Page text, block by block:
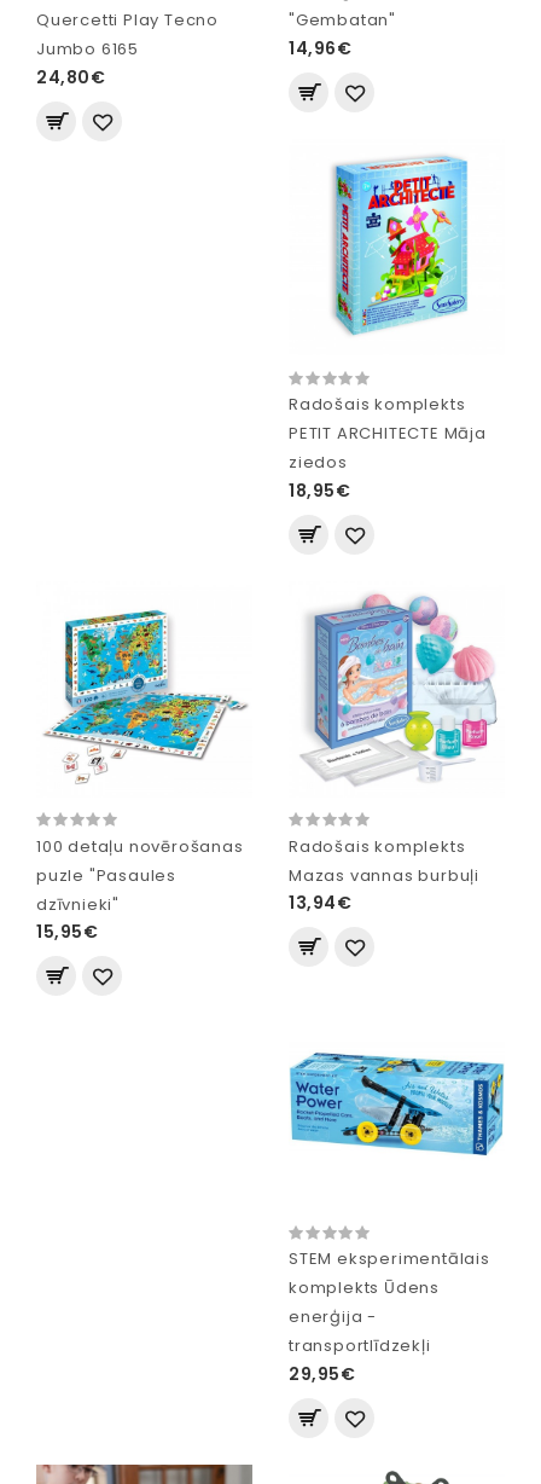
Quercetti Play Tecno
Jumbo 6165
24,80€
"Gembatan"
14,96€
Radošais komplekts
PETIT ARCHITECTE Māja
ziedos
18,95€
100 detaļu novērošanas
puzle "Pasaules
dzīvnieki"
15,95€
Radošais komplekts
Mazas vannas burbuļi
13,94€
STEM eksperimentālais
komplekts Ūdens
enerģija -
transportlīdzekļi
29,95€